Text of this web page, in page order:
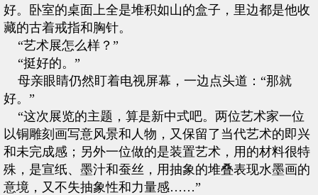
好。卧室的桌面上全是堆积如山的盒子，里边都是他收
藏的古着戒指和胸针。
“艺术展怎么样？”
“挺好的。”
母亲眼睛仍然盯着电视屏幕，一边点头道：“那就
好。”
“这次展览的主题，算是新中式吧。两位艺术家一位
以铜雕刻画写意风景和人物，又保留了当代艺术的即兴
和未完成感；另外一位做的是装置艺术，用的材料很特
殊，是宣纸、墨汁和蚕丝，用抽象的堆叠表现水墨画的
意境，又不失抽象性和力量感……”